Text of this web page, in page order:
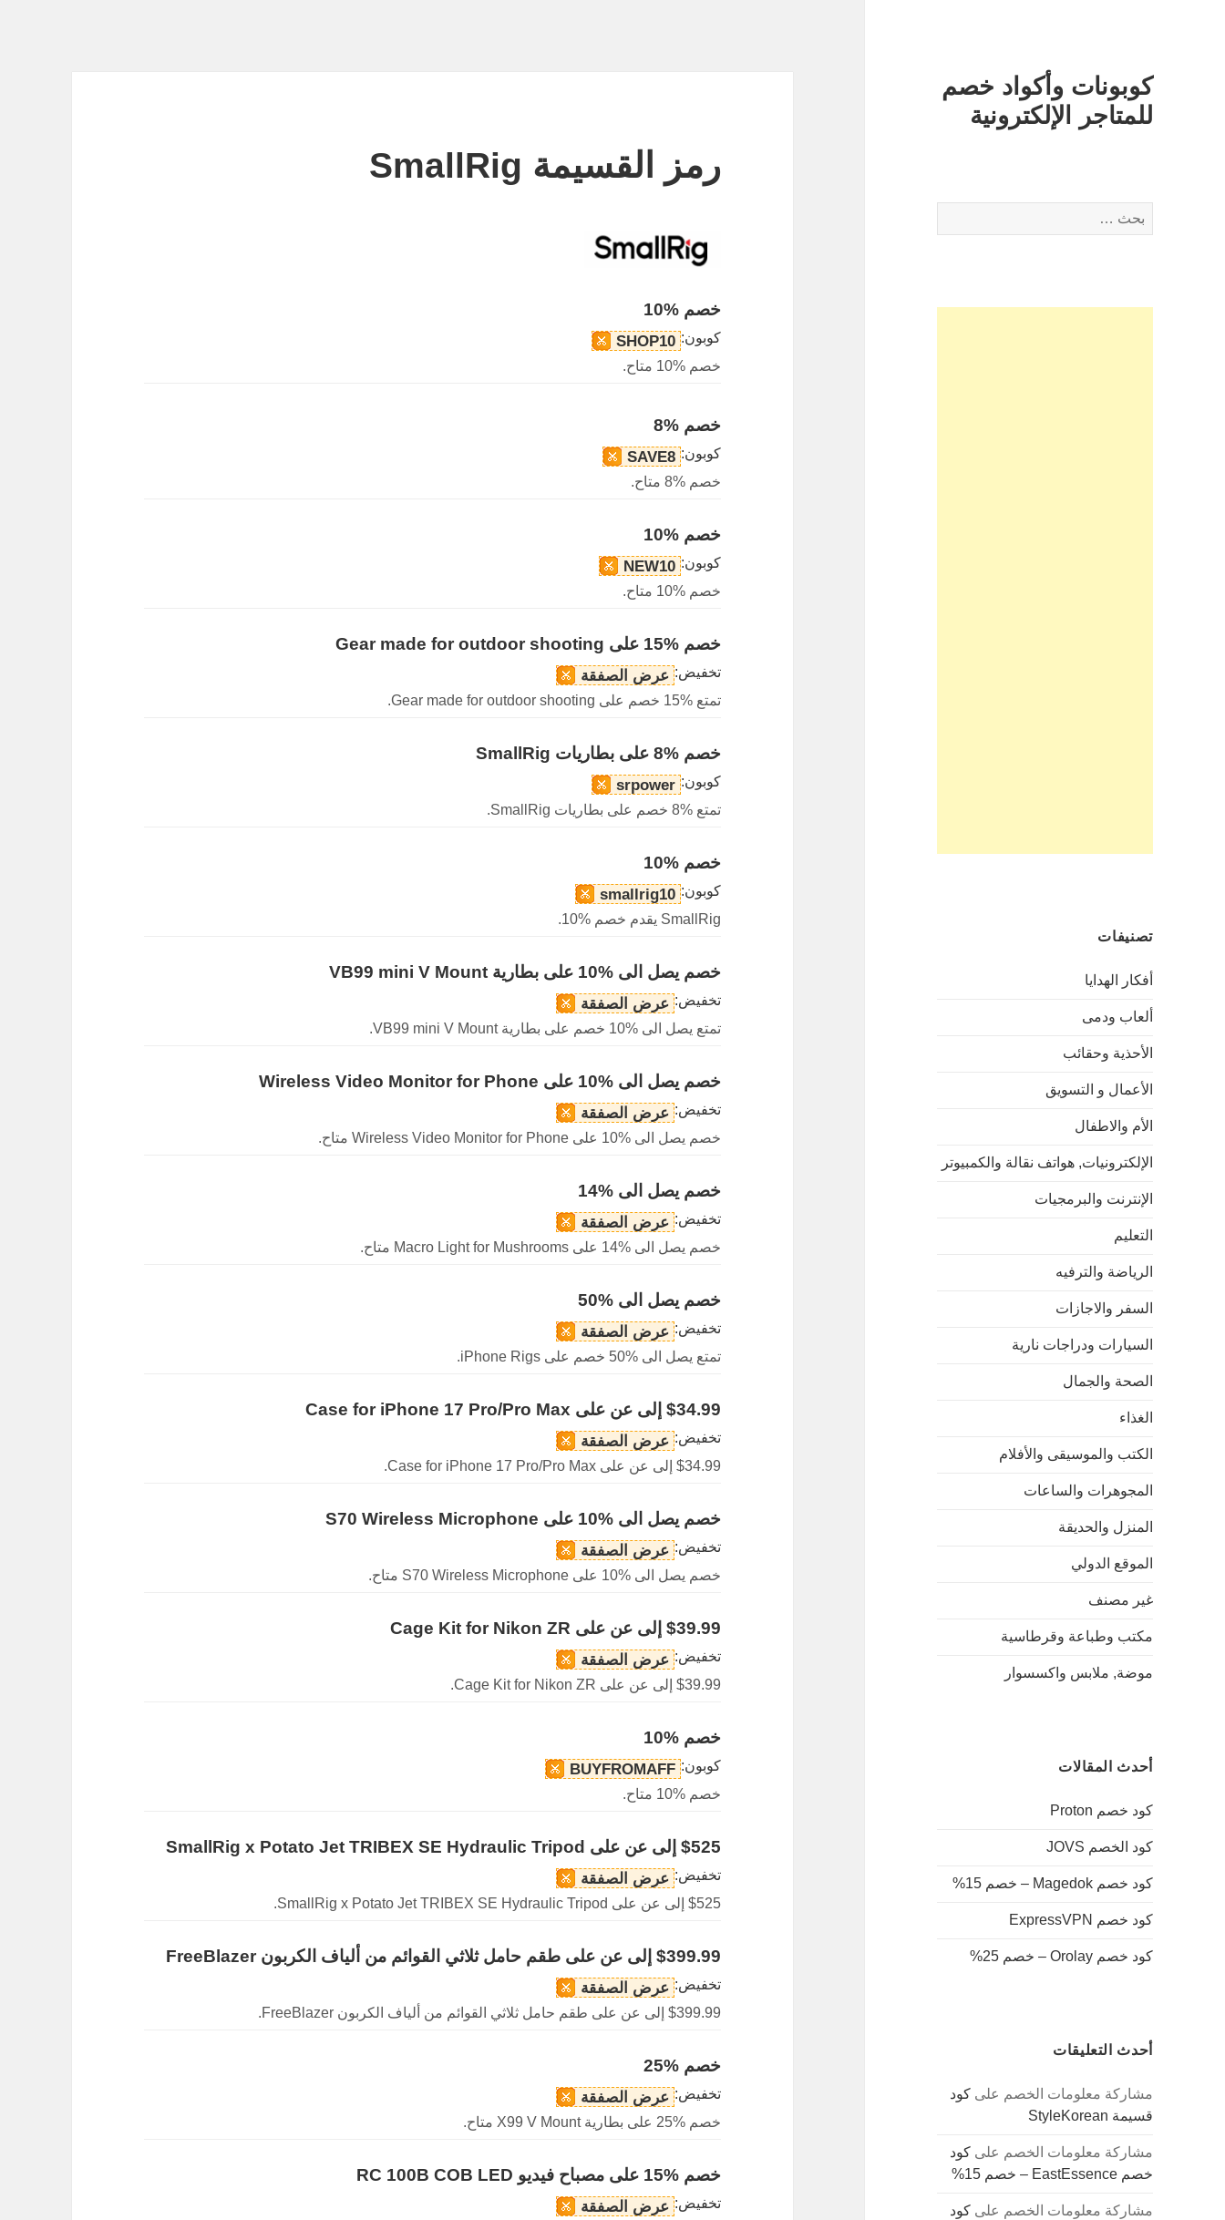
كوبونات وأكواد خصم
للمتاجر الإلكترونية
عن:
تصنيفات
أفكار الهدايا
ألعاب ودمى
الأحذية وحقائب
الأعمال و التسويق
الأم والاطفال
الإلكترونيات, هواتف نقالة والكمبيوتر
الإنترنت والبرمجيات
التعليم
الرياضة والترفيه
السفر والاجازات
السيارات ودراجات نارية
الصحة والجمال
الغذاء
الكتب والموسيقى والأفلام
المجوهرات والساعات
المنزل والحديقة
الموقع الدولي
غير مصنف
مكتب وطباعة وقرطاسية
موضة, ملابس واكسسوار
أحدث المقالات
كود خصم Proton
كود الخصم JOVS
كود خصم Magedok – خصم 15%
كود خصم ExpressVPN
كود خصم Orolay – خصم 25%
أحدث التعليقات
مشاركة معلومات الخصم علىكود
قسيمة StyleKorean
مشاركة معلومات الخصم علىكود
خصم EastEssence – خصم 15%
مشاركة معلومات الخصم علىكود
رمز القسيمة SmallRig
خصم %10
كوبون: SHOP10
خصم %10 متاح.
خصم %8
كوبون: SAVE8
خصم %8 متاح.
خصم %10
كوبون: NEW10
خصم %10 متاح.
خصم %15 على Gear made for outdoor shooting
تخفيض: عرض الصفقة
تمتع %15 خصم على Gear made for outdoor shooting.
خصم %8 على بطاريات SmallRig
كوبون: srpower
تمتع %8 خصم على بطاريات SmallRig.
خصم %10
كوبون: smallrig10
SmallRig يقدم خصم %10.
خصم يصل الى %10 على بطارية VB99 mini V Mount
تخفيض: عرض الصفقة
تمتع يصل الى %10 خصم على بطارية VB99 mini V Mount.
خصم يصل الى %10 على Wireless Video Monitor for Phone
تخفيض: عرض الصفقة
خصم يصل الى %10 على Wireless Video Monitor for Phone متاح.
خصم يصل الى %14
تخفيض: عرض الصفقة
خصم يصل الى %14 على Macro Light for Mushrooms متاح.
خصم يصل الى %50
تخفيض: عرض الصفقة
تمتع يصل الى %50 خصم على iPhone Rigs.
$34.99 إلى عن على Case for iPhone 17 Pro/Pro Max
تخفيض: عرض الصفقة
$34.99 إلى عن على Case for iPhone 17 Pro/Pro Max.
خصم يصل الى %10 على S70 Wireless Microphone
تخفيض: عرض الصفقة
خصم يصل الى %10 على S70 Wireless Microphone متاح.
$39.99 إلى عن على Cage Kit for Nikon ZR
تخفيض: عرض الصفقة
$39.99 إلى عن على Cage Kit for Nikon ZR.
خصم %10
كوبون: BUYFROMAFF
خصم %10 متاح.
$525 إلى عن على SmallRig x Potato Jet TRIBEX SE Hydraulic Tripod
تخفيض: عرض الصفقة
$525 إلى عن على SmallRig x Potato Jet TRIBEX SE Hydraulic Tripod.
$399.99 إلى عن على طقم حامل ثلاثي القوائم من ألياف الكربون FreeBlazer
تخفيض: عرض الصفقة
$399.99 إلى عن على طقم حامل ثلاثي القوائم من ألياف الكربون FreeBlazer.
خصم %25
تخفيض: عرض الصفقة
خصم %25 على بطارية X99 V Mount متاح.
خصم %15 على مصباح فيديو RC 100B COB LED
تخفيض: عرض الصفقة